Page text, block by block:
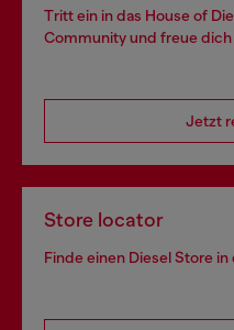
Tritt ein in das House of
Community und freue
Jetzt
Store locator
Finde einen Diesel Store in